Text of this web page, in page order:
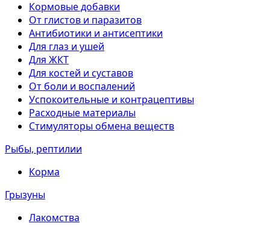
Кормовые добавки
От глистов и паразитов
Антибиотики и антисептики
Для глаз и ушей
Для ЖКТ
Для костей и суставов
От боли и воспалений
Успокоительные и контрацептивы
Расходные материалы
Стимуляторы обмена веществ
Рыбы, рептилии
Корма
Грызуны
Лакомства